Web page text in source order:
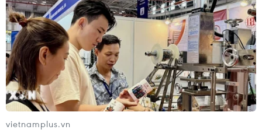
TIN LIÊN QUAN
vietnamplus.vn